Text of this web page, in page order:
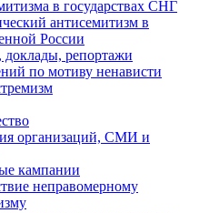
в государствах СНГ
антисемитизм в
России
доклады, репортажи
по мотиву ненависти
организаций, СМИ и
кампании
неправомерному